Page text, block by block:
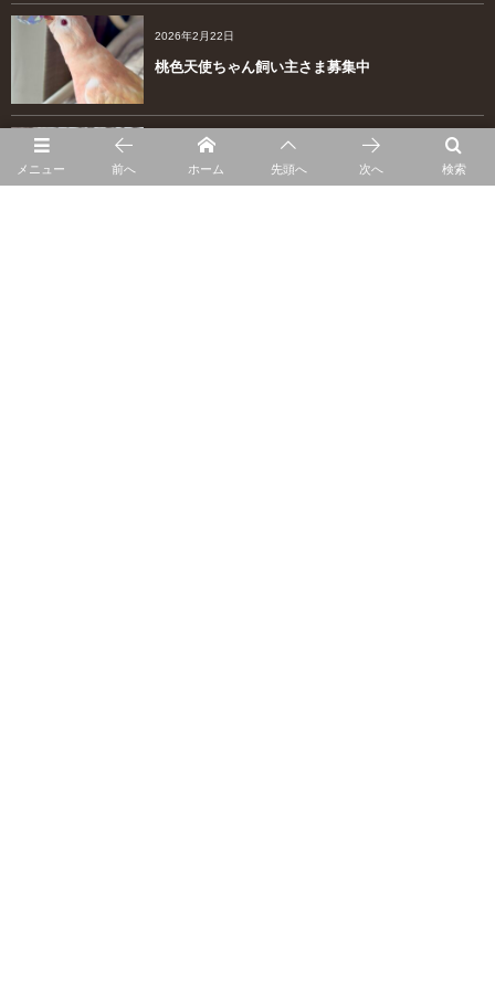
2026年2月22日
桃色天使ちゃん飼い主さま募集中
2026年2月13日
マメルリハダイリュート兄妹
メニュー 検索
前へ ホーム 先頭へ 次へ